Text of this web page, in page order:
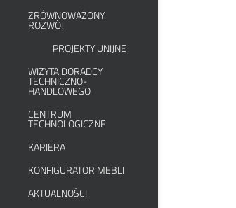
ZRÓWNOWAŻONY
ROZWÓJ
PROJEKTY UNIJNE
WIZYTA DORADCY
TECHNICZNO-
HANDLOWEGO
CENTRUM
TECHNOLOGICZNE
KARIERA
KONFIGURATOR MEBLI
AKTUALNOŚCI